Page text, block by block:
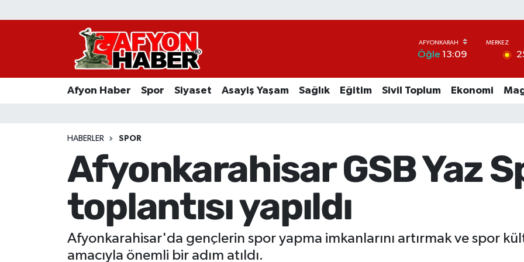
Öğle 13:09
Afyon Haber Spor Siyaset Asayiş Yaşam Sağlık Eğitim Sivil Toplum Ekonomi
HABERLER SPOR
Afyonkarahisar GSB Yaz
toplantısı yapıldı
Afyonkarahisar'da gençlerin spor yapma imkanlarını artırmak ve spor
amacıyla önemli bir adım atıldı.
Afyon Haber
Asayiş Yaşam
Ekonomi